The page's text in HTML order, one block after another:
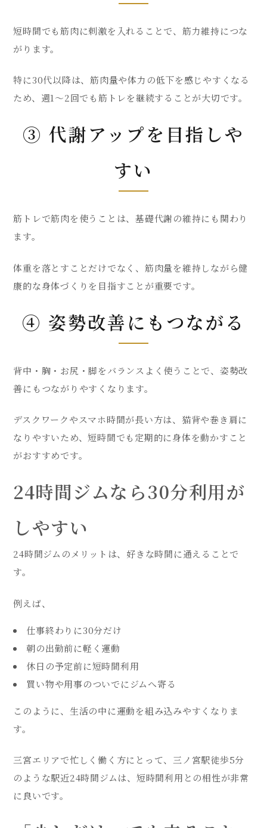
短時間でも筋肉に刺激を入れることで、筋力維持につな
がります。
特に30代以降は、筋肉量や体力の低下を感じやすくなる
ため、週1〜2回でも筋トレを継続することが大切です。
③ 代謝アップを目指しや
すい
筋トレで筋肉を使うことは、基礎代謝の維持にも関わり
ます。
体重を落とすことだけでなく、筋肉量を維持しながら健
康的な身体づくりを目指すことが重要です。
④ 姿勢改善にもつながる
背中・胸・お尻・脚をバランスよく使うことで、姿勢改
善にもつながりやすくなります。
デスクワークやスマホ時間が長い方は、猫背や巻き肩に
なりやすいため、短時間でも定期的に身体を動かすこと
がおすすめです。
24時間ジムなら30分利用が
しやすい
24時間ジムのメリットは、好きな時間に通えることで
す。
例えば、
仕事終わりに30分だけ
朝の出勤前に軽く運動
休日の予定前に短時間利用
買い物や用事のついでにジムへ寄る
このように、生活の中に運動を組み込みやすくなりま
す。
三宮エリアで忙しく働く方にとって、三ノ宮駅徒歩5分
のような駅近24時間ジムは、短時間利用との相性が非常
に良いです。